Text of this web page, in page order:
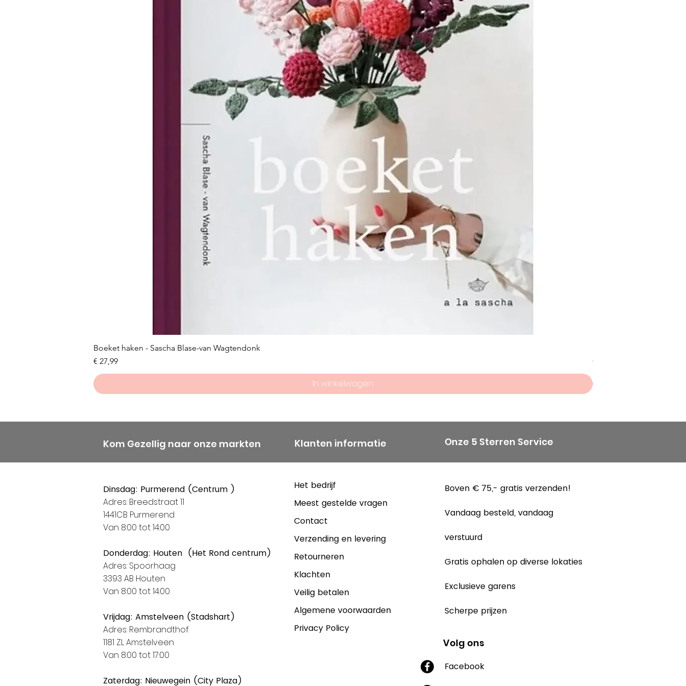
Boeket haken - Sascha Blase-van Wagtendonk
Prijs
€ 27,99
In winkelwagen
Prijs
€ 8,50
Kom Gezellig naar onze markten Klanten informatie Onze 5 Sterren Service
Dinsdag: Purmerend (Centrum )
Adres: Breedstraat 11
1441CB Purmerend
Van 8:00 tot 14:00
Donderdag: Houten (Het Rond centrum)
Adres: Spoorhaag
3393 AB Houten
Van 8:00 tot 14:00
Vrijdag: Amstelveen (Stadshart)
Adres: Rembrandthof
1181 ZL Amstelveen
Van 8:00 tot 17:00
Zaterdag: Nieuwegein (City Plaza)
Het bedrijf
Meest gestelde vragen
Contact
Verzending en levering
Retourneren
Klachten
Veilig betalen
Algemene voorwaarden
Privacy Policy
Boven € 75,- gratis verzenden!
Vandaag besteld, vandaag
verstuurd
Gratis ophalen op diverse lokaties
Exclusieve garens
Scherpe prijzen
Volg ons
Facebook